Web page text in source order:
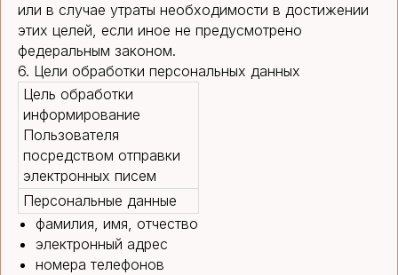
или в случае утраты необходимости в достижении
этих целей, если иное не предусмотрено
федеральным законом.
6. Цели обработки персональных данных
Цель обработки
информирование
Пользователя
посредством отправки
электронных писем
Персональные данные
фамилия, имя, отчество
электронный адрес
номера телефонов